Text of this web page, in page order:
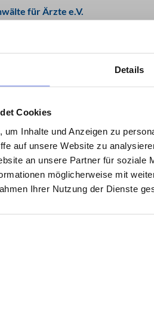
Details
Cookies
um Inhalte und Anzeigen zu
auf unsere Website zu
an unsere Partner für soziale
möglicherweise mit
Ihrer Nutzung der Dienste
für Ärzte e.V.